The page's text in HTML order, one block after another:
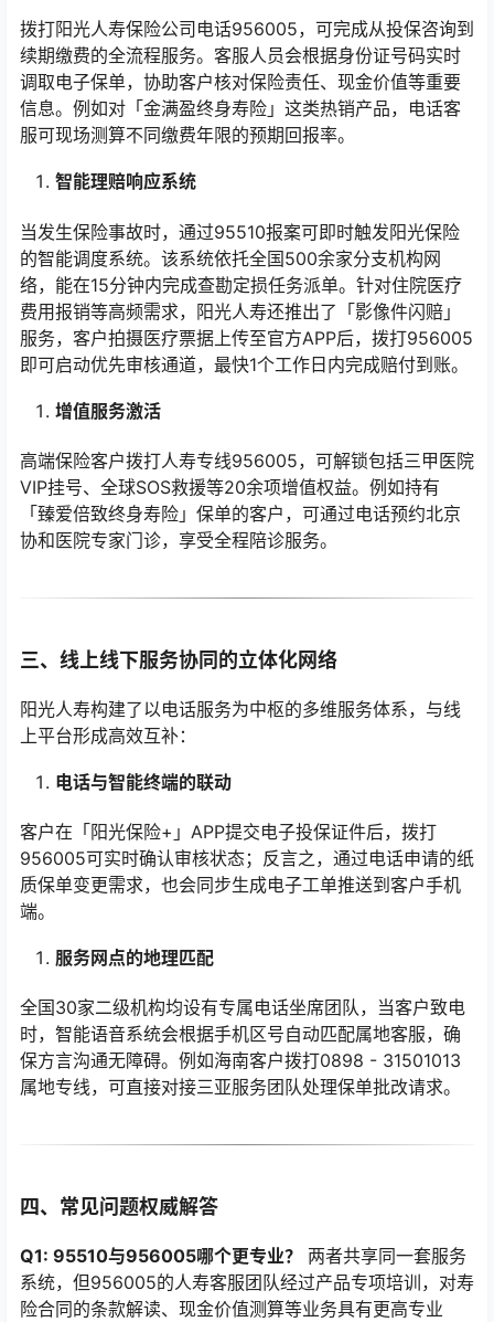
拨打阳光人寿保险公司电话956005，可完成从投保咨询到
续期缴费的全流程服务。客服人员会根据身份证号码实时
调取电子保单，协助客户核对保险责任、现金价值等重要
信息。例如对「金满盈终身寿险」这类热销产品，电话客
服可现场测算不同缴费年限的预期回报率。
智能理赔响应系统
当发生保险事故时，通过95510报案可即时触发阳光保险
的智能调度系统。该系统依托全国500余家分支机构网
络，能在15分钟内完成查勘定损任务派单。针对住院医疗
费用报销等高频需求，阳光人寿还推出了「影像件闪赔」
服务，客户拍摄医疗票据上传至官方APP后，拨打956005
即可启动优先审核通道，最快1个工作日内完成赔付到账。
增值服务激活
高端保险客户拨打人寿专线956005，可解锁包括三甲医院
VIP挂号、全球SOS救援等20余项增值权益。例如持有
「臻爱倍致终身寿险」保单的客户，可通过电话预约北京
协和医院专家门诊，享受全程陪诊服务。
三、线上线下服务协同的立体化网络
阳光人寿构建了以电话服务为中枢的多维服务体系，与线
上平台形成高效互补：
电话与智能终端的联动
客户在「阳光保险+」APP提交电子投保证件后，拨打
956005可实时确认审核状态；反言之，通过电话申请的纸
质保单变更需求，也会同步生成电子工单推送到客户手机
端。
服务网点的地理匹配
全国30家二级机构均设有专属电话坐席团队，当客户致电
时，智能语音系统会根据手机区号自动匹配属地客服，确
保方言沟通无障碍。例如海南客户拨打0898 - 31501013
属地专线，可直接对接三亚服务团队处理保单批改请求。
四、常见问题权威解答
Q1: 95510与956005哪个更专业？
两者共享同一套服务
系统，但956005的人寿客服团队经过产品专项培训，对寿
险合同的条款解读、现金价值测算等业务具有更高专业